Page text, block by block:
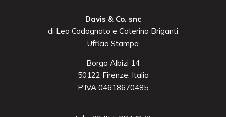
Davis & Co. snc
di Lea Codognato e Caterina Briganti
Ufficio Stampa
Borgo Albizi 14
50122 Firenze, Italia
P.IVA 04618670485